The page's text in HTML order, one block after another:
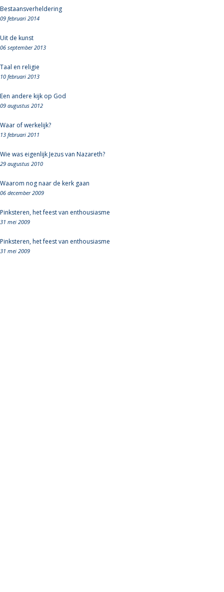
Bestaansverheldering
09 februari 2014
Uit de kunst
06 september 2013
Taal en religie
10 februari 2013
Een andere kijk op God
09 augustus 2012
Waar of werkelijk?
13 februari 2011
Wie was eigenlijk Jezus van Nazareth?
29 augustus 2010
Waarom nog naar de kerk gaan
06 december 2009
Pinksteren, het feest van enthousiasme
31 mei 2009
Pinksteren, het feest van enthousiasme
31 mei 2009